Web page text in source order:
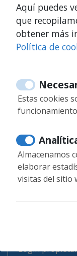
34 644 347
34 644 347
Instagram
Google my
Login
Aquí puedes
que
obtener más
Política de
Estas cookies
Almacenamos
elaborar
visitas del sitio